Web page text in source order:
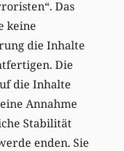
Das
keine
die Inhalte
Die
die Inhalte
Annahme
Stabilität
enden. Sie